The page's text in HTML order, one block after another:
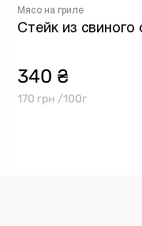
Мясо на гриле
Стейк из свиного
340 ₴
170 грн /100г